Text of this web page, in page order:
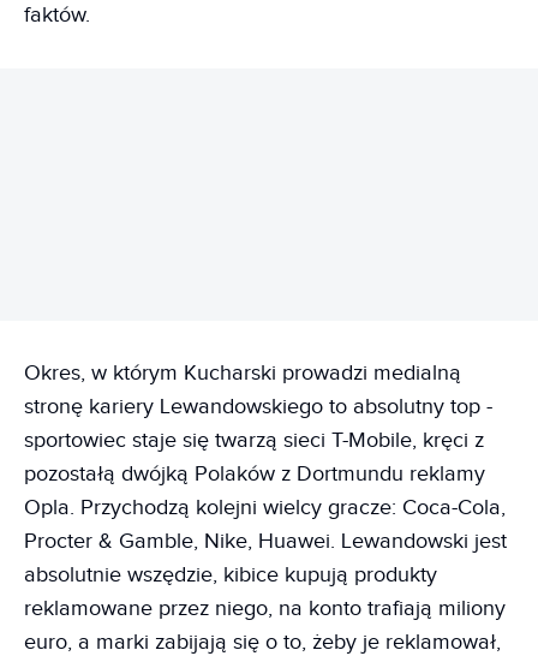
faktów.
Okres, w którym Kucharski prowadzi medialną
stronę kariery Lewandowskiego to absolutny top -
sportowiec staje się twarzą sieci T-Mobile, kręci z
pozostałą dwójką Polaków z Dortmundu reklamy
Opla. Przychodzą kolejni wielcy gracze: Coca-Cola,
Procter & Gamble, Nike, Huawei. Lewandowski jest
absolutnie wszędzie, kibice kupują produkty
reklamowane przez niego, na konto trafiają miliony
euro, a marki zabijają się o to, żeby je reklamował,